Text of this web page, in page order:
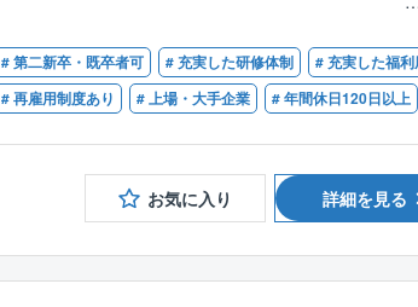
★
■
■
■
■
■
■
# 第二新卒・既卒者可 # 充実した研修体制 # 充実した福
# 再雇用制度あり
# 上場・大手企業 # 年間休日120日以上
お気に入り 詳細を見る